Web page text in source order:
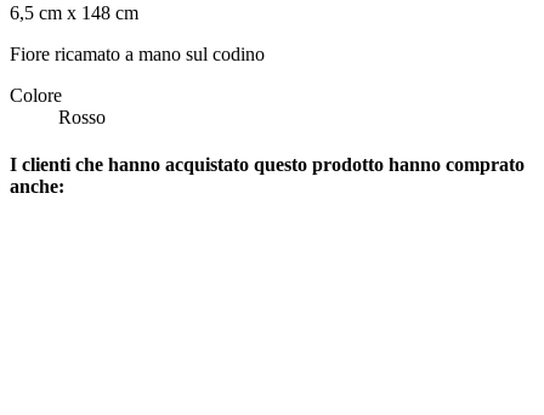
6,5 cm x 148 cm
Fiore ricamato a mano sul codino
Colore
Rosso
I clienti che hanno acquistato questo prodotto hanno comprato
anche: